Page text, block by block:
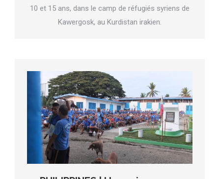
10 et 15 ans, dans le camp de réfugiés syriens de
Kawergosk, au Kurdistan irakien.